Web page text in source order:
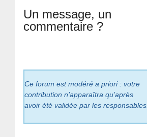
Un message, un
commentaire ?
Ce forum est modéré a priori : votre
contribution n’apparaîtra qu’après
avoir été validée par les responsables.